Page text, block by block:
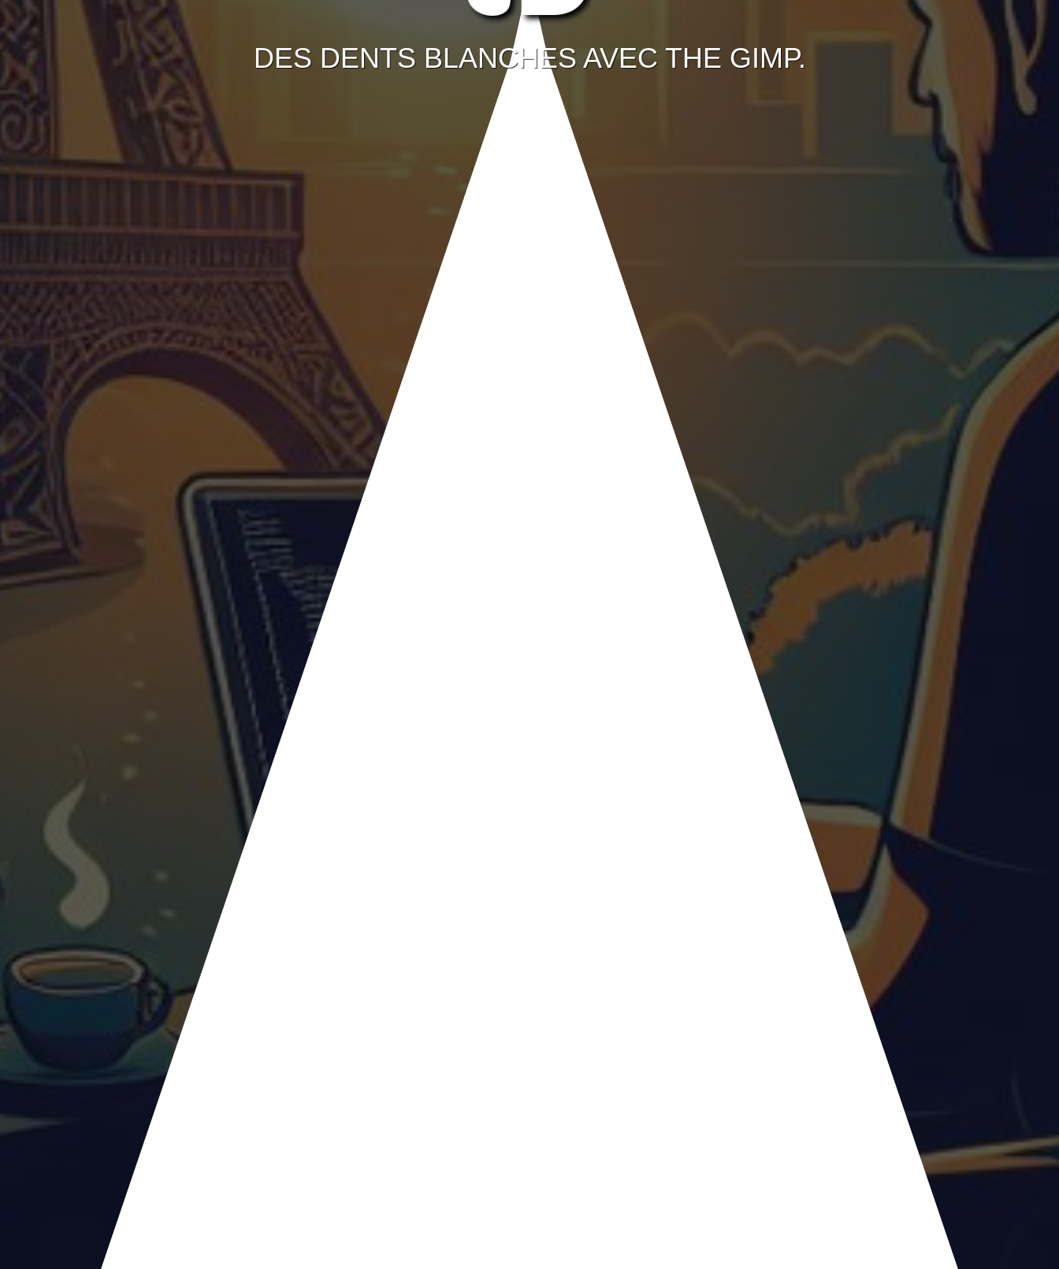
DES DENTS BLANCHES AVEC THE GIMP.